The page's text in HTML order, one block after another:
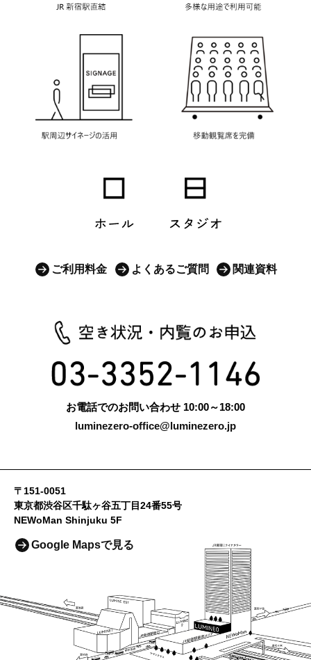
ご利用料金 よくあるご質問 関連資料
お電話でのお問い合わせ 10:00～18:00
luminezero-office@luminezero.jp
〒151-0051
東京都渋谷区千駄ヶ谷五丁目24番55号
NEWoMan Shinjuku 5F
Google Mapsで見る